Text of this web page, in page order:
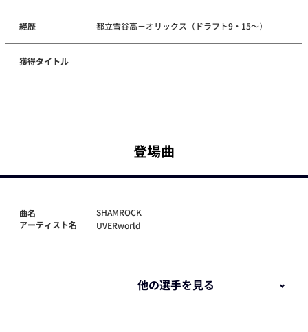
経歴 都立雪谷高－オリックス（ドラフト9・15～）
獲得タイトル
登場曲
曲名
アーティスト名
SHAMROCK
UVERworld